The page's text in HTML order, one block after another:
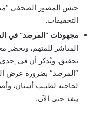
التحقيقات.
مجهودات “المرصد” في
المباشر للمتهم، ويحضر
تحقيق. ويُذكر أن في
“المرصد” بضرورة عرض
لحاجته لطبيب أسنان،
ينفذ حتى الآن.